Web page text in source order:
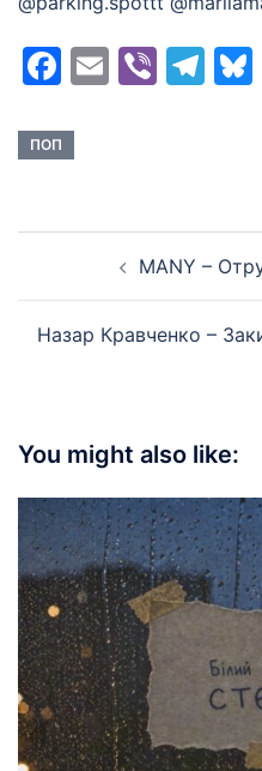
Facebook
EmailViber
ПОП
navigationMANY –
Назар Кравченко –
You might also like: